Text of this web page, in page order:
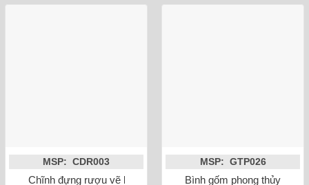
MSP: CDR003
Chĩnh đựng rượu vẽ bách hạc
MSP: GTP026
Bình gốm phong thủy mai